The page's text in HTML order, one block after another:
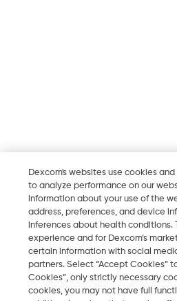
Dexcom's websites use cookies
to analyze performance on our
information about your use of the
address, preferences, and device
inferences about health conditions.
experience and for Dexcom’s
certain information with social
partners. Select “Accept Cookies”
Cookies”, only strictly necessary
cookies, you may not have full